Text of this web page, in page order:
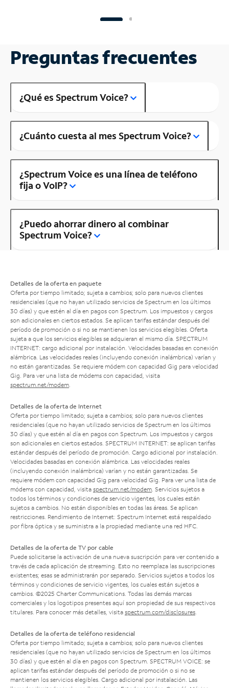
Preguntas frecuentes
¿Qué es Spectrum Voice?
¿Cuánto cuesta al mes Spectrum Voice?
¿Spectrum Voice es una línea de teléfono
fija o VoIP?
¿Puedo ahorrar dinero al combinar
Spectrum Voice?
Detalles de la oferta en paquete
Oferta por tiempo limitado; sujeta a cambios; solo para nuevos clientes
residenciales (que no hayan utilizado servicios de Spectrum en los últimos
30 días) y que estén al día en pagos con Spectrum. Los impuestos y cargos
son adicionales en ciertos estados. Se aplican tarifas estándar después del
período de promoción o si no se mantienen los servicios elegibles. Oferta
sujeta a que los servicios elegibles se adquieran el mismo día. SPECTRUM
INTERNET: cargo adicional por instalación. Velocidades basadas en conexión
alámbrica. Las velocidades reales (incluyendo conexión inalámbrica) varían y
no están garantizadas. Se requiere módem con capacidad Gig para velocidad
Gig. Para ver una lista de módems con capacidad, visita
spectrum.net/modem
Detalles de la oferta de Internet
Oferta por tiempo limitado; sujeta a cambios; solo para nuevos clientes
residenciales (que no hayan utilizado servicios de Spectrum en los últimos
30 días) y que estén al día en pagos con Spectrum. Los impuestos y cargos
son adicionales en ciertos estados. SPECTRUM INTERNET: se aplican tarifas
estándar después del período de promoción. Cargo adicional por instalación.
Velocidades basadas en conexión alámbrica. Las velocidades reales
(incluyendo conexión inalámbrica) varían y no están garantizadas. Se
requiere módem con capacidad Gig para velocidad Gig. Para ver una lista de
módems con capacidad, visita spectrum.net/modem . Servicios sujetos a
todos los términos y condiciones de servicio vigentes, los cuales están
sujetos a cambios. No están disponibles en todas las áreas. Se aplican
restricciones. Rendimiento de Internet: Spectrum Internet está respaldado
por fibra óptica y se suministra a la propiedad mediante una red HFC.
Detalles de la oferta de TV por cable
Puede solicitarse la activación de una nueva suscripción para ver contenido a
través de cada aplicación de streaming. Esto no reemplaza las suscripciones
existentes; esas se administrarán por separado. Servicios sujetos a todos los
términos y condiciones de servicio vigentes, los cuales están sujetos a
cambios. ©2025 Charter Communications. Todas las demás marcas
comerciales y los logotipos presentes aquí son propiedad de sus respectivos
titulares. Para conocer más detalles, visita spectrum.com/disclosures
Detalles de la oferta de teléfono residencial
Oferta por tiempo limitado; sujeta a cambios; solo para nuevos clientes
residenciales (que no hayan utilizado servicios de Spectrum en los últimos
30 días) y que estén al día en pagos con Spectrum. SPECTRUM VOICE: se
aplican tarifas estándar después del período de promoción o si no se
mantienen los servicios elegibles. Cargo adicional por instalación. Las